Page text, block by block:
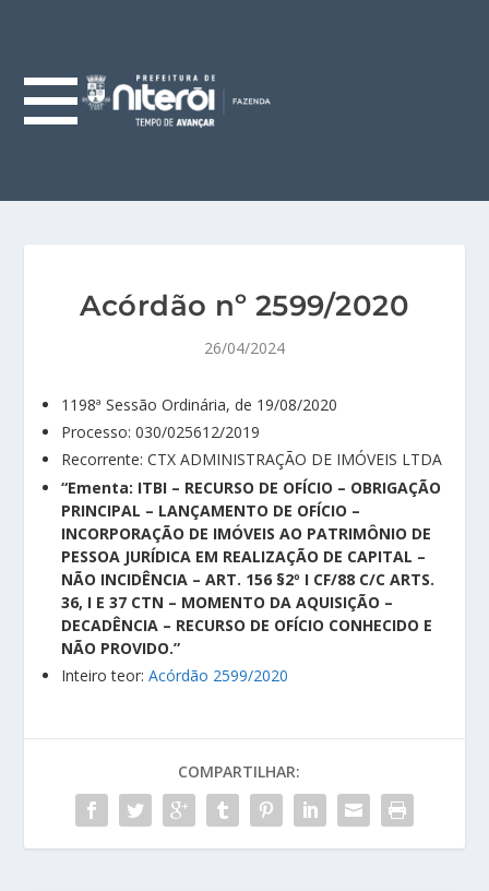
Acórdão nº 2599/2020
26/04/2024
1198ª Sessão Ordinária, de 19/08/2020
Processo: 030/025612/2019
Recorrente: CTX ADMINISTRAÇÃO DE IMÓVEIS LTDA
“Ementa: ITBI – RECURSO DE OFÍCIO – OBRIGAÇÃO
PRINCIPAL – LANÇAMENTO DE OFÍCIO –
INCORPORAÇÃO DE IMÓVEIS AO PATRIMÔNIO DE
PESSOA JURÍDICA EM REALIZAÇÃO DE CAPITAL –
NÃO INCIDÊNCIA – ART. 156 §2º I CF/88 C/C ARTS.
36, I E 37 CTN – MOMENTO DA AQUISIÇÃO –
DECADÊNCIA – RECURSO DE OFÍCIO CONHECIDO E
NÃO PROVIDO.”
Inteiro teor:Acórdão 2599/2020
COMPARTILHAR: